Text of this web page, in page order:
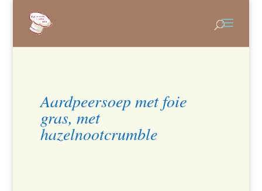
Aardpeersoep met foie
gras, met
hazelnootcrumble